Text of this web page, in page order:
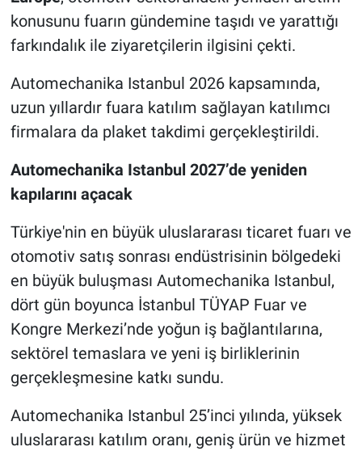
konusunu fuarın gündemine taşıdı ve yarattığı
farkındalık ile ziyaretçilerin ilgisini çekti.
Automechanika Istanbul 2026 kapsamında,
uzun yıllardır fuara katılım sağlayan katılımcı
firmalara da plaket takdimi gerçekleştirildi.
Automechanika Istanbul 2027’de yeniden
kapılarını açacak
Türkiye'nin en büyük uluslararası ticaret fuarı ve
otomotiv satış sonrası endüstrisinin bölgedeki
en büyük buluşması Automechanika Istanbul,
dört gün boyunca İstanbul TÜYAP Fuar ve
Kongre Merkezi’nde yoğun iş bağlantılarına,
sektörel temaslara ve yeni iş birliklerinin
gerçekleşmesine katkı sundu.
Automechanika Istanbul 25’inci yılında, yüksek
uluslararası katılım oranı, geniş ürün ve hizmet